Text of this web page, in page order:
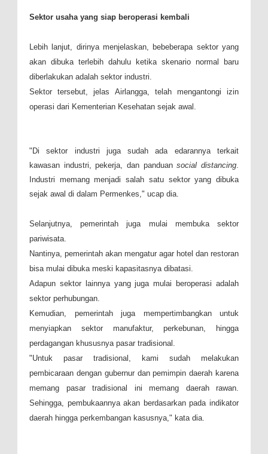
Sektor usaha yang siap beroperasi kembali
Lebih lanjut, dirinya menjelaskan, bebeberapa sektor yang
akan dibuka terlebih dahulu ketika skenario normal baru
diberlakukan adalah sektor industri.
Sektor tersebut, jelas Airlangga, telah mengantongi izin
operasi dari Kementerian Kesehatan sejak awal.
"Di sektor industri juga sudah ada edarannya terkait
kawasan industri, pekerja, dan panduansocial distancing
Industri memang menjadi salah satu sektor yang dibuka
sejak awal di dalam Permenkes," ucap dia.
Selanjutnya, pemerintah juga mulai membuka sektor
pariwisata.
Nantinya, pemerintah akan mengatur agar hotel dan restoran
bisa mulai dibuka meski kapasitasnya dibatasi.
Adapun sektor lainnya yang juga mulai beroperasi adalah
sektor perhubungan.
Kemudian, pemerintah juga mempertimbangkan untuk
menyiapkan sektor manufaktur, perkebunan, hingga
perdagangan khususnya pasar tradisional.
"Untuk pasar tradisional, kami sudah melakukan
pembicaraan dengan gubernur dan pemimpin daerah karena
memang pasar tradisional ini memang daerah rawan.
Sehingga, pembukaannya akan berdasarkan pada indikator
daerah hingga perkembangan kasusnya," kata dia.